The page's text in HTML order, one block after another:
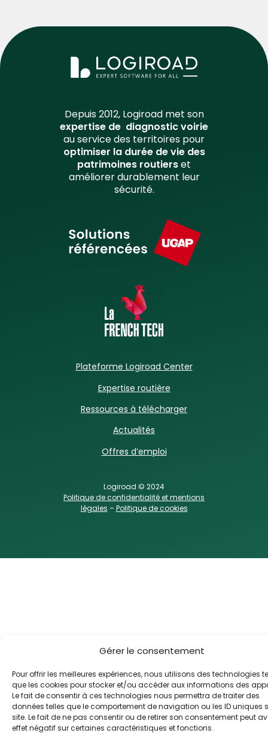
Gérer le consentement
Pour offrir les meilleures expériences, nous utilisons des technologies
que les cookies pour stocker et/ou accéder aux informations des
Le fait de consentir à ces technologies nous permettra de traiter des
données telles que le comportement de navigation ou les ID uniques
site. Le fait de ne pas consentir ou de retirer son consentement peut
effet négatif sur certaines caractéristiques et fonctions.
Depuis 2012, Logiroad met son
expertise de diagnostic voirie
au service des territoires pour
optimiser la durée de vie des
patrimoines routierset
améliorer durablement leur
sécurité.
Plateforme Logiroad Center
Expertise routière
Ressources à télécharger
Actualités
Offres d’emploi
Logiroad © 2024
Politique de confidentialité et mentions
légales –Politique de cookies